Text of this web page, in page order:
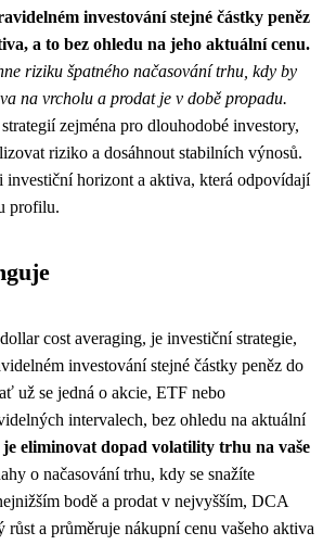
investování stejné částky peněz
a to bez ohledu na jeho aktuální cenu.
riziku špatného načasování trhu, kdy by
na vrcholu a prodat je v době propadu.
zejména pro dlouhodobé investory,
riziko a dosáhnout stabilních výnosů.
investiční horizont a aktiva, která odpovídají
profilu.
cost averaging, je investiční strategie,
investování stejné částky peněz do
už se jedná o akcie, ETF nebo
intervalech, bez ohledu na aktuální
eliminovat dopad volatility trhu na vaše
o načasování trhu, kdy se snažíte
bodě a prodat v nejvyšším, DCA
růst a průměruje nákupní cenu vašeho aktiva